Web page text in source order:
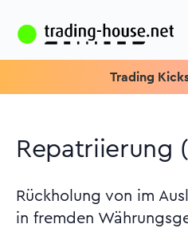
Trading
Repatriierung
Rückholung von im
in fremden